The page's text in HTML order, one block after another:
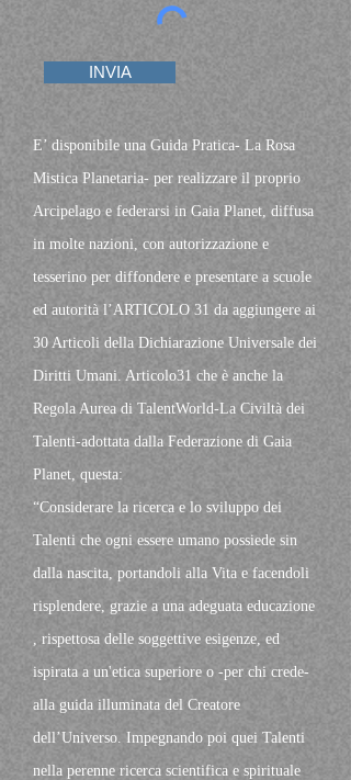
INVIA
E’ disponibile una Guida Pratica- La Rosa
Mistica Planetaria- per realizzare il proprio
Arcipelago e federarsi in Gaia Planet, diffusa
in molte nazioni, con autorizzazione e
tesserino per diffondere e presentare a scuole
ed autorità l’ARTICOLO 31 da aggiungere ai
30 Articoli della Dichiarazione Universale dei
Diritti Umani. Articolo31 che è anche la
Regola Aurea di TalentWorld-La Civiltà dei
Talenti-adottata dalla Federazione di Gaia
Planet, questa:
“Considerare la ricerca e lo sviluppo dei
Talenti che ogni essere umano possiede sin
dalla nascita, portandoli alla Vita e facendoli
risplendere, grazie a una adeguata educazione
, rispettosa delle soggettive esigenze, ed
ispirata a un'etica superiore o -per chi crede-
alla guida illuminata del Creatore
dell’Universo. Impegnando poi quei Talenti
nella perenne ricerca scientifica e spirituale